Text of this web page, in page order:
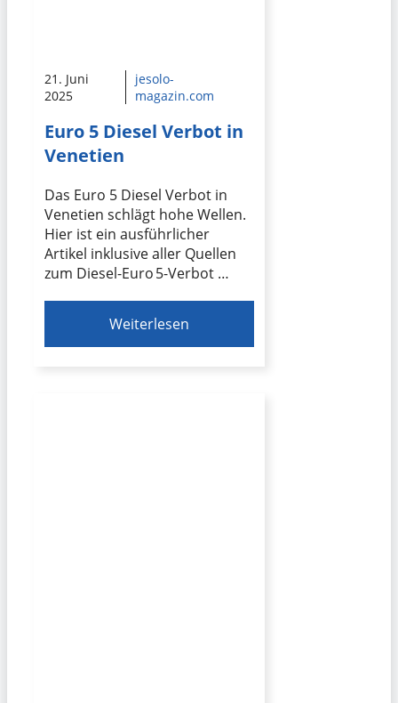
21. Juni
2025
jesolo-
magazin.com
Euro 5 Diesel Verbot in
Venetien
Das Euro 5 Diesel Verbot in
Venetien schlägt hohe Wellen.
Hier ist ein ausführlicher
Artikel inklusive aller Quellen
zum Diesel-Euro 5-Verbot …
Weiterlesen